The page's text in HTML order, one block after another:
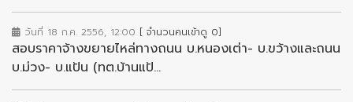
วันที่ 18 ก.ค. 2556, 12:00 [ จำนวนคนเข้าดู 0]
สอบราคาจ้างขยายไหล่ทางถนน บ.หนองเต่า- บ.ขว้างและถนน
บ.ม่วง- บ.แป้น (ทต.บ้านแป้...